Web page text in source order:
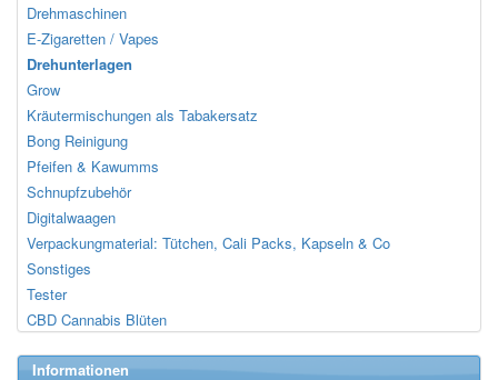
Drehmaschinen
E-Zigaretten / Vapes
Drehunterlagen
Grow
Kräutermischungen als Tabakersatz
Bong Reinigung
Pfeifen & Kawumms
Schnupfzubehör
Digitalwaagen
Verpackungmaterial: Tütchen, Cali Packs, Kapseln & Co
Sonstiges
Tester
CBD Cannabis Blüten
Informationen